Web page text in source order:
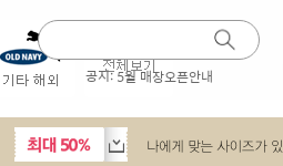
공지:5월 매장오픈안내